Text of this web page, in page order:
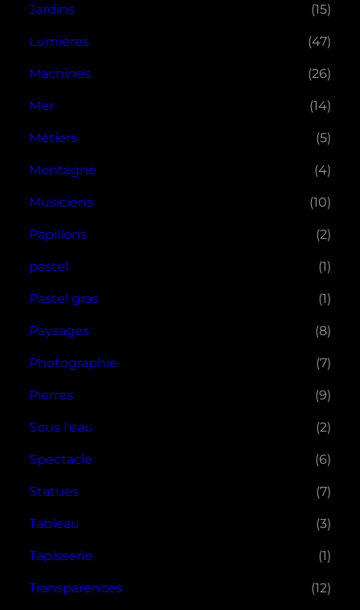
Jardins (15)
Lumières (47)
Machines (26)
Mer (14)
Métiers (5)
Montagne (4)
Musiciens (10)
Papillons (2)
pastel (1)
Pastel gras (1)
Paysages (8)
Photographie (7)
Pierres (9)
Sous l'eau (2)
Spectacle (6)
Statues (7)
Tableau (3)
Tapisserie (1)
Transparences (12)